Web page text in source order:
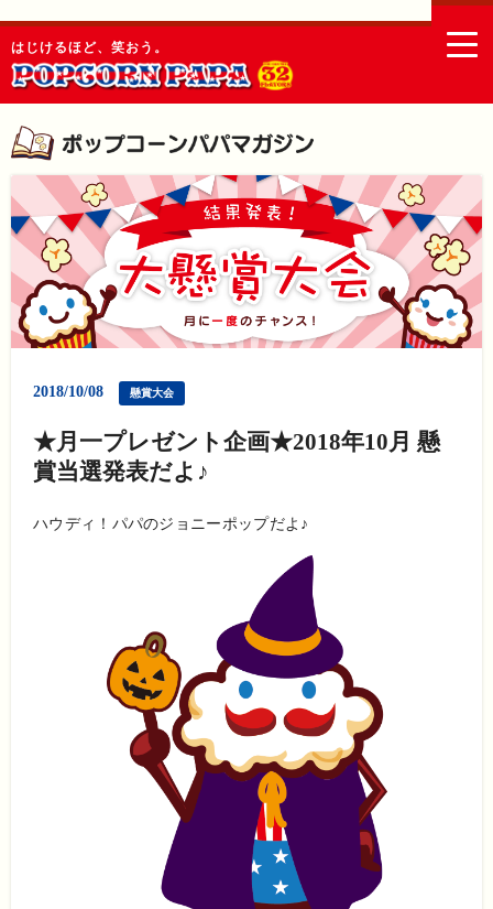
はじけるほど、笑おう。
2018/10/08 懸賞大会
★月一プレゼント企画★2018年10月 懸
賞当選発表だよ♪
ハウディ！パパのジョニーポップだよ♪